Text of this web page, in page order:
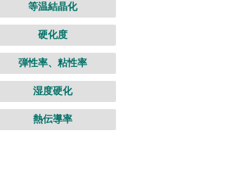
等温結晶化
硬化度
弾性率、粘性率
湿度硬化
熱伝導率